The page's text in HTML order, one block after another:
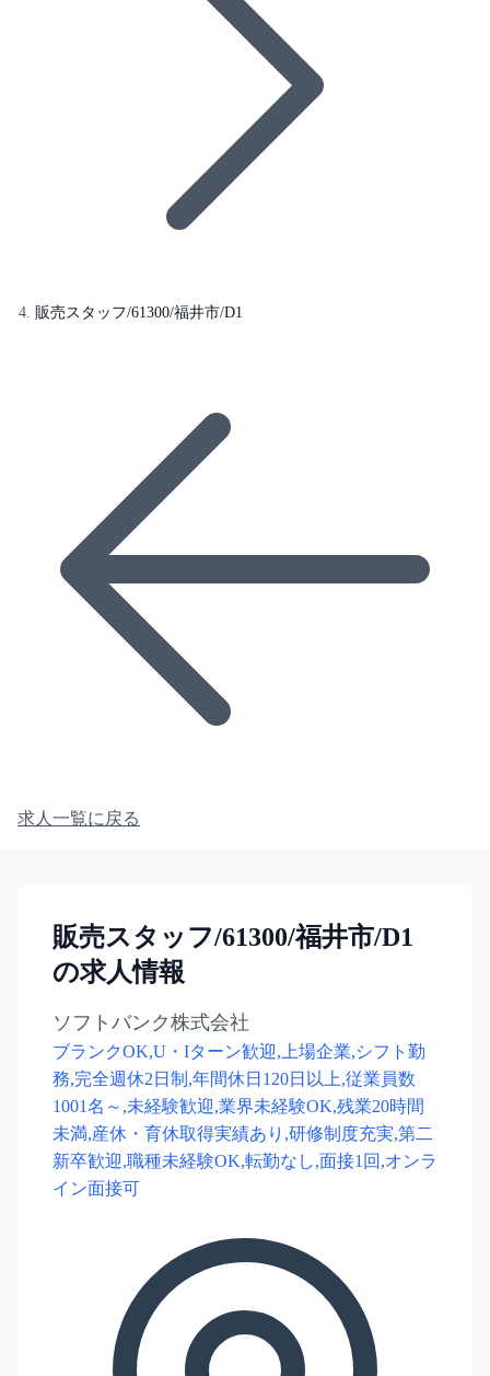
販売スタッフ/61300/福井市/D1
求人一覧に戻る
販売スタッフ/61300/福井市/D1
の求人情報
ソフトバンク株式会社
ブランクOK,U・Iターン歓迎,上場企業,シフト勤
務,完全週休2日制,年間休日120日以上,従業員数
1001名～,未経験歓迎,業界未経験OK,残業20時間
未満,産休・育休取得実績あり,研修制度充実,第二
新卒歓迎,職種未経験OK,転勤なし,面接1回,オンラ
イン面接可